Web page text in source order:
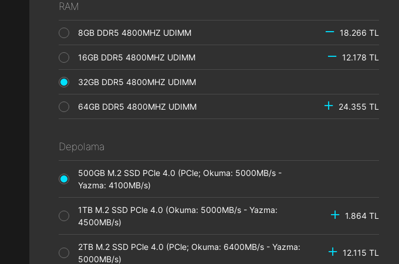
RAM
8GB DDR5 4800MHZ UDIMM 18.266 TL
16GB DDR5 4800MHZ UDIMM 12.178 TL
32GB DDR5 4800MHZ UDIMM
64GB DDR5 4800MHZ UDIMM 24.355 TL
Depolama
500GB M.2 SSD PCle 4.0 (PCle; Okuma: 5000MB/s -
Yazma: 4100MB/s)
1TB M.2 SSD PCle 4.0 (Okuma: 5000MB/s - Yazma:
4500MB/s)
1.864 TL
2TB M.2 SSD PCle 4.0 (PCle; Okuma: 6400MB/s - Yazma:
5000MB/s)
12.115 TL